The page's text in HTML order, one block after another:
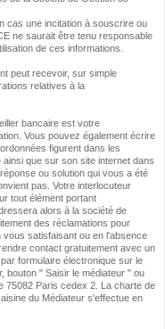
cas une incitation à souscrire ou
ne saurait être tenu responsable
de ces informations.
peut recevoir, sur simple
relatives à la
bancaire est votre
Vous pouvez également écrire
figurent dans les
que sur son site internet dans
ou solution qui vous a été
pas. Votre interlocuteur
tout élément portant
alors à la société de
des réclamations pour
vous satisfaisant ou en l'absence
contact gratuitement avec un
formulaire électronique sur le
bouton " Saisir le médiateur " ou
75082 Paris cedex 2. La charte de
du Médiateur s'effectue en